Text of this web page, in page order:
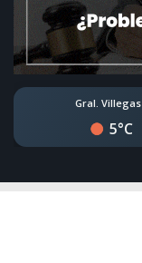
Gral. Villegas
5°C